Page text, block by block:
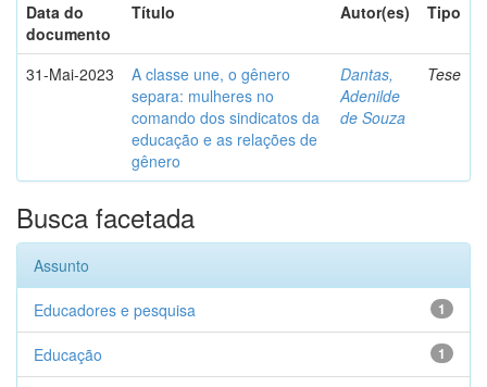
Data do
documento
Título Autor(es) Tipo
31-Mai-2023
A classe une, o gênero
separa: mulheres no
comando dos sindicatos da
educação e as relações de
gênero
Dantas,
Adenilde
de Souza
Tese
Busca facetada
Assunto
1
Educadores e pesquisa
1
Educação